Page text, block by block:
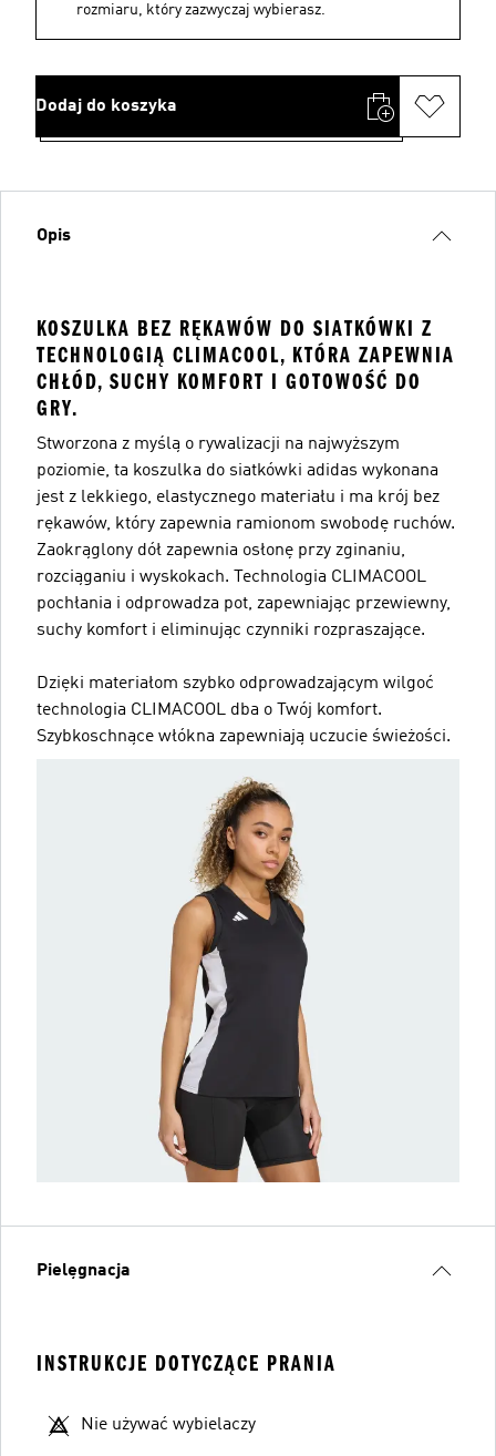
rozmiaru, który zazwyczaj wybierasz.
Dodaj do koszyka
Opis
KOSZULKA BEZ RĘKAWÓW DO SIATKÓWKI Z
TECHNOLOGIĄ CLIMACOOL, KTÓRA ZAPEWNIA
CHŁÓD, SUCHY KOMFORT I GOTOWOŚĆ DO
GRY.
Stworzona z myślą o rywalizacji na najwyższym
poziomie, ta koszulka do siatkówki adidas wykonana
jest z lekkiego, elastycznego materiału i ma krój bez
rękawów, który zapewnia ramionom swobodę ruchów.
Zaokrąglony dół zapewnia osłonę przy zginaniu,
rozciąganiu i wyskokach. Technologia CLIMACOOL
pochłania i odprowadza pot, zapewniając przewiewny,
suchy komfort i eliminując czynniki rozpraszające.
Dzięki materiałom szybko odprowadzającym wilgoć
technologia CLIMACOOL dba o Twój komfort.
Szybkoschnące włókna zapewniają uczucie świeżości.
Pielęgnacja
INSTRUKCJE DOTYCZĄCE PRANIA
Nie używać wybielaczy